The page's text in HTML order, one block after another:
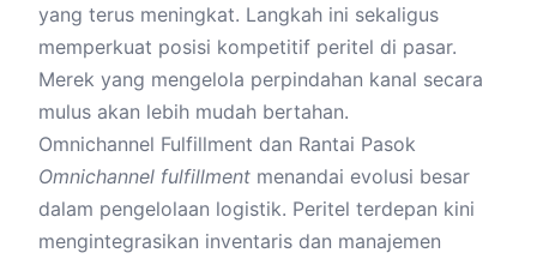
yang terus meningkat. Langkah ini sekaligus
memperkuat posisi kompetitif peritel di pasar.
Merek yang mengelola perpindahan kanal secara
mulus akan lebih mudah bertahan.
Omnichannel Fulfillment dan Rantai Pasok
Omnichannel fulfillment menandai evolusi besar
dalam pengelolaan logistik. Peritel terdepan kini
mengintegrasikan inventaris dan manajemen